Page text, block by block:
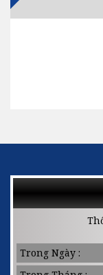
Trong Ngày :